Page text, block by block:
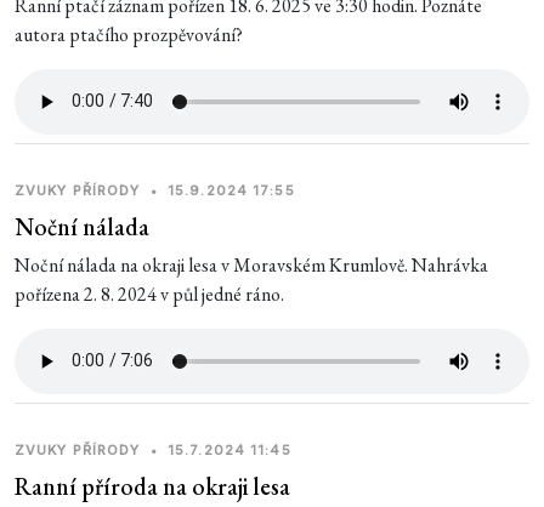
Ranní ptačí záznam pořízen 18. 6. 2025 ve 3:30 hodin. Poznáte
autora ptačího prozpěvování?
ZVUKY PŘÍRODY • 15.9.2024 17:55
Noční nálada
Noční nálada na okraji lesa v Moravském Krumlově. Nahrávka
pořízena 2. 8. 2024 v půl jedné ráno.
ZVUKY PŘÍRODY • 15.7.2024 11:45
Ranní příroda na okraji lesa